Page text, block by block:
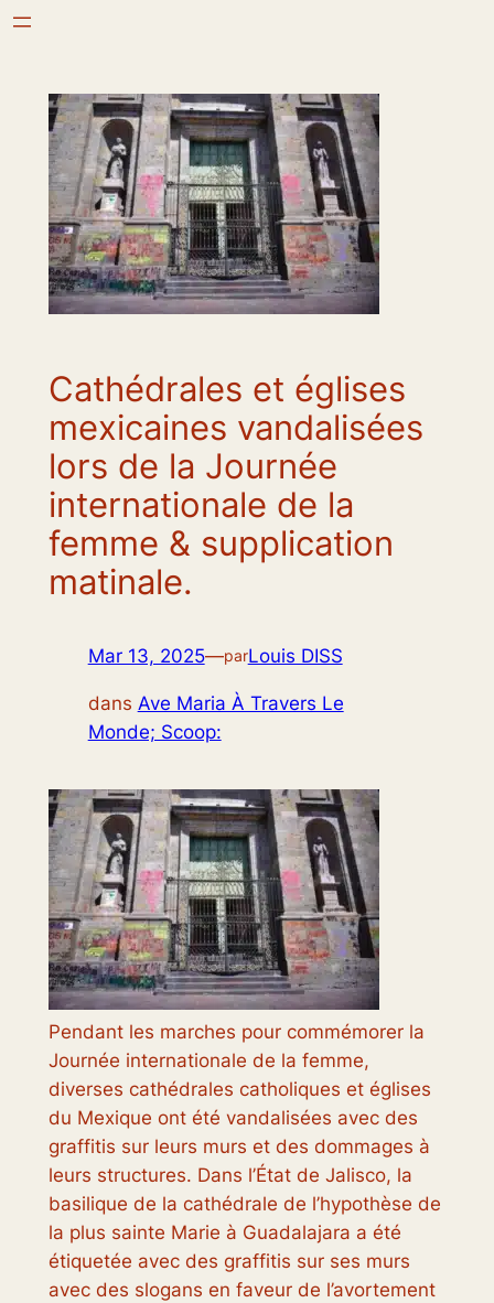
Aller
Cathédrales et églises
mexicaines vandalisées
lors de la Journée
internationale de la
femme & supplication
matinale.
Mar 13, 2025—parLouis DISS
dans Ave Maria À Travers Le
Monde; Scoop:
Pendant les marches pour commémorer la
Journée internationale de la femme,
diverses cathédrales catholiques et églises
du Mexique ont été vandalisées avec des
graffitis sur leurs murs et des dommages à
leurs structures. Dans l’État de Jalisco, la
basilique de la cathédrale de l’hypothèse de
la plus sainte Marie à Guadalajara a été
étiquetée avec des graffitis sur ses murs
avec des slogans en faveur de l’avortement